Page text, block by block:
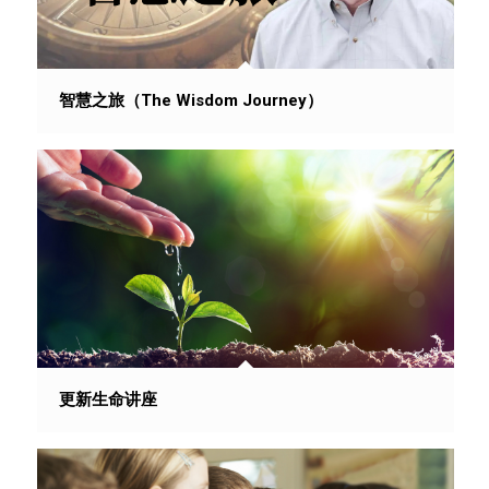
智慧之旅（The Wisdom Journey）
更新生命讲座